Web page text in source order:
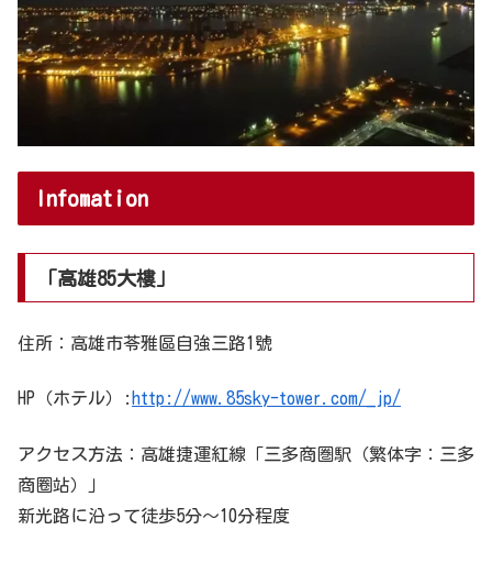
Infomation
「高雄85大樓」
住所：高雄市苓雅區自強三路1號
HP（ホテル）: http://www.85sky-tower.com/_jp/
アクセス方法：高雄捷運紅線「三多商圏駅（繁体字：三多
商圈站）」
新光路に沿って徒歩5分〜10分程度